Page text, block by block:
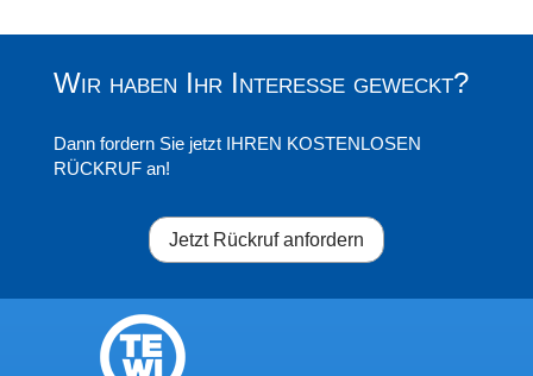
Wir haben Ihr Interesse geweckt?
Dann fordern Sie jetzt IHREN KOSTENLOSEN
RÜCKRUF an!
Jetzt Rückruf anfordern